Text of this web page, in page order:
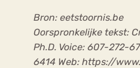
Bron: eetstoornis.be
Oorspronkelijke tekst:
Ph.D. Voice: 607-272-
6414 Web: https://